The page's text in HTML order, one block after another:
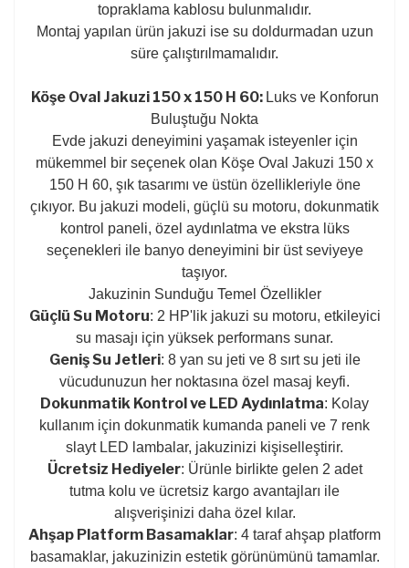
topraklama kablosu bulunmalıdır.
Montaj yapılan ürün jakuzi ise su doldurmadan uzun
süre çalıştırılmamalıdır.
Köşe Oval Jakuzi 150 x 150 H 60: Luks ve Konforun
Buluştuğu Nokta
Evde jakuzi deneyimini yaşamak isteyenler için
mükemmel bir seçenek olan Köşe Oval Jakuzi 150 x
150 H 60, şık tasarımı ve üstün özellikleriyle öne
çıkıyor. Bu jakuzi modeli, güçlü su motoru, dokunmatik
kontrol paneli, özel aydınlatma ve ekstra lüks
seçenekleri ile banyo deneyimini bir üst seviyeye
taşıyor.
Jakuzinin Sunduğu Temel Özellikler
Güçlü Su Motoru: 2 HP'lik jakuzi su motoru, etkileyici
su masajı için yüksek performans sunar.
Geniş Su Jetleri: 8 yan su jeti ve 8 sırt su jeti ile
vücudunuzun her noktasına özel masaj keyfi.
Dokunmatik Kontrol ve LED Aydınlatma: Kolay
kullanım için dokunmatik kumanda paneli ve 7 renk
slayt LED lambalar, jakuzinizi kişiselleştirir.
Ücretsiz Hediyeler: Ürünle birlikte gelen 2 adet
tutma kolu ve ücretsiz kargo avantajları ile
alışverişinizi daha özel kılar.
Ahşap Platform Basamaklar: 4 taraf ahşap platform
basamaklar, jakuzinizin estetik görünümünü tamamlar.